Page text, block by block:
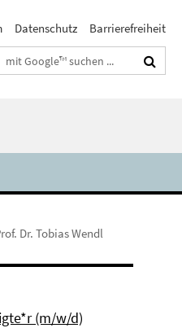
Datenschutz Barrierefreiheit
Suchbegriffe
Dr. Tobias Wendl
(m/w/d)